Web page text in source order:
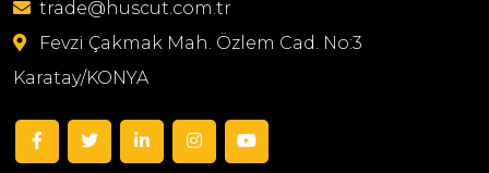
trade@huscut.com.tr
Fevzi Çakmak Mah. Özlem Cad. No:3
Karatay/KONYA